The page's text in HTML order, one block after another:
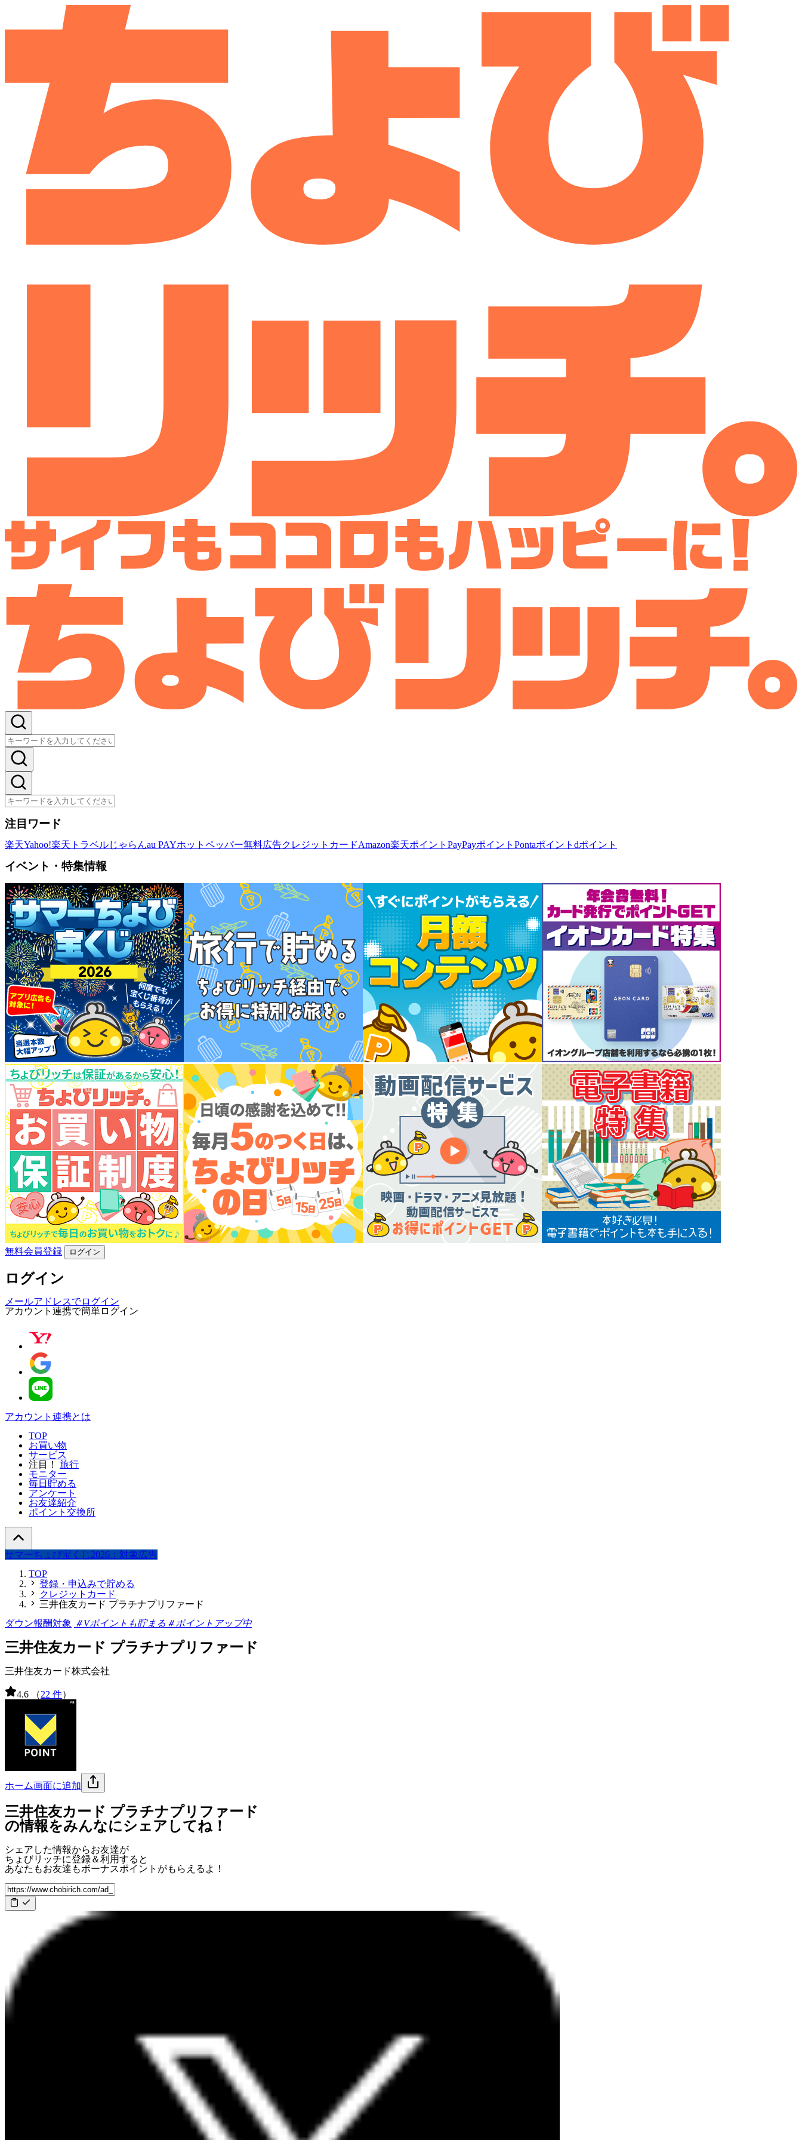
注目ワード
楽天Yahoo!楽天トラベルじゃらんau PAYホットペッパー無料広告クレジットカードAmazon楽天ポイント PayPayポイント Pontaポイント dポイント
イベント・特集情報
無料会員登録 ログイン
ログイン
メールアドレスでログイン
アカウント連携で簡単ログイン
アカウント連携とは
TOP
お買い物
サービス
注目！
旅行
モニター
毎日貯める
アンケート
お友達紹介
ポイント交換所
サマーちょび宝くじ2026：対象広告
TOP
登録・申込みで貯める
クレジットカード
三井住友カード プラチナプリファード
ダウン報酬対象 ＃Vポイントも貯まる ＃ポイントアップ中
三井住友カード プラチナプリファード
三井住友カード株式会社
4.6 （22 件）
ホーム画面に追加
三井住友カード プラチナプリファード
の情報をみんなにシェアしてね！
シェアした情報からお友達が
ちょびリッチに登録＆利用すると
あなたもお友達もボーナスポイント がもらえるよ！